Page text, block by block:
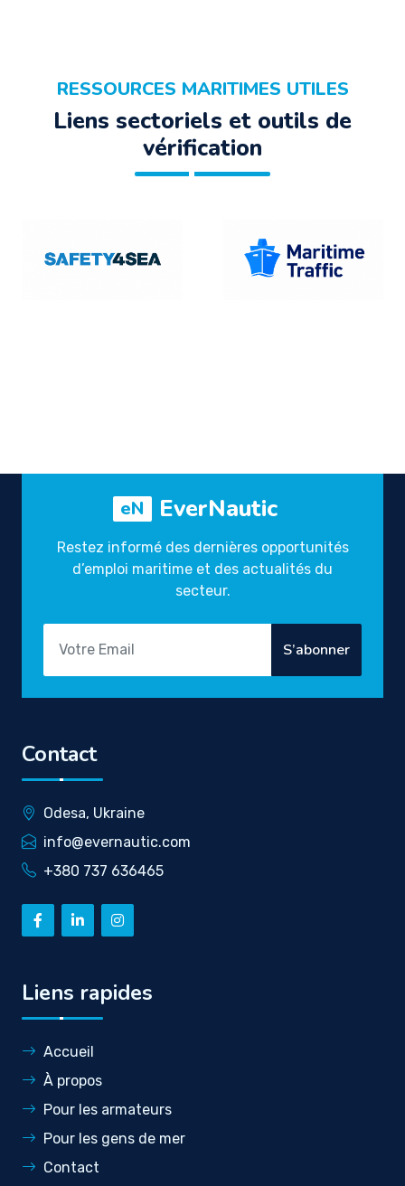
RESSOURCES MARITIMES UTILES
Liens sectoriels et outils de
vérification
eN EverNautic
Restez informé des dernières opportunités
d’emploi maritime et des actualités du
secteur.
S’abonner
Contact
Odesa, Ukraine
info@evernautic.com
+380 737 636465
Liens rapides
Accueil
À propos
Pour les armateurs
Pour les gens de mer
Contact